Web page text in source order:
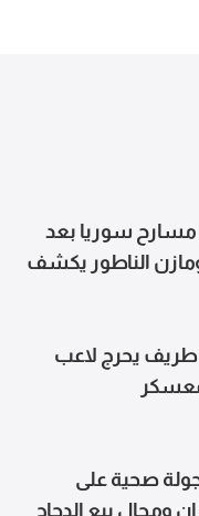
مسارح سوريا بعد
الناطور يكشف
يحرج لاعب
صحية على
ومحال بيع الدجاج